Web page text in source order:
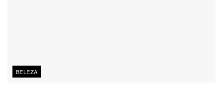
BELEZA